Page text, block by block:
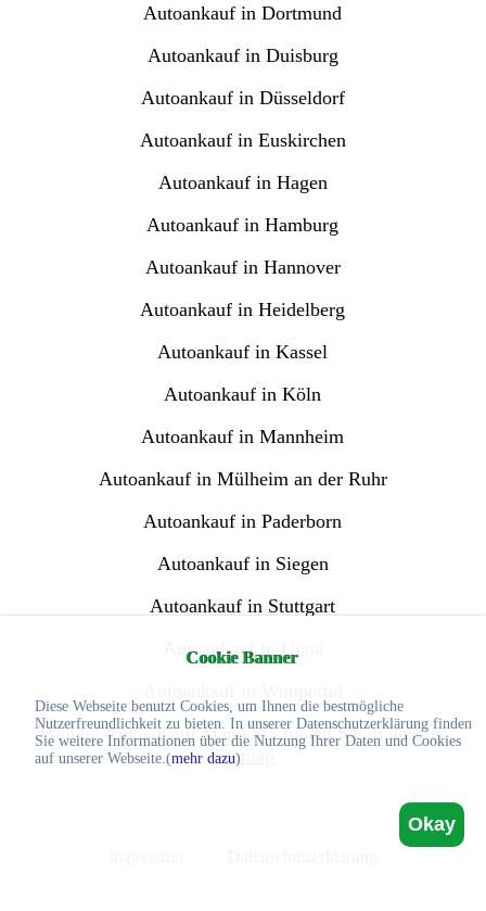
Cookie Banner
Diese Webseite benutzt Cookies, um Ihnen die bestmögliche
Nutzerfreundlichkeit zu bieten. In unserer Datenschutzerklärung finden
Sie weitere Informationen über die Nutzung Ihrer Daten und Cookies
auf unserer Webseite.(mehr dazu)
Okay
Autoankauf in Dortmund
Autoankauf in Duisburg
Autoankauf in Düsseldorf
Autoankauf in Euskirchen
Autoankauf in Hagen
Autoankauf in Hamburg
Autoankauf in Hannover
Autoankauf in Heidelberg
Autoankauf in Kassel
Autoankauf in Köln
Autoankauf in Mannheim
Autoankauf in Mülheim an der Ruhr
Autoankauf in Paderborn
Autoankauf in Siegen
Autoankauf in Stuttgart
Autoankauf in Unna
Weitere Autoankauf Standorte finden Sie in unserer
Sitemap